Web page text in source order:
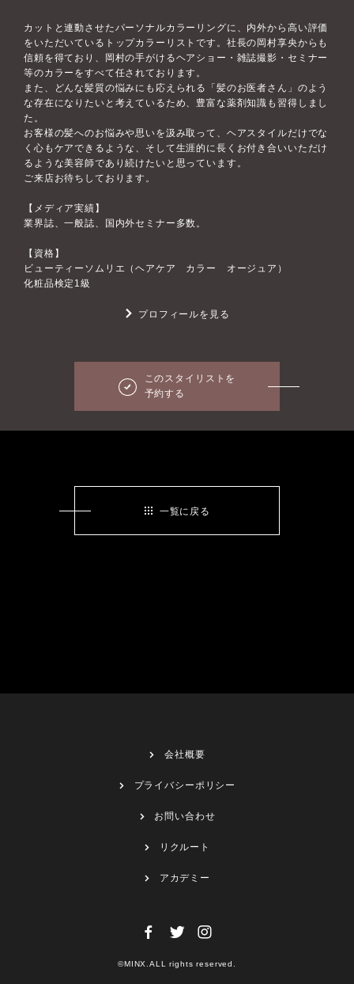
カットと連動させたパーソナルカラーリングに、内外から高い評価
をいただいているトップカラーリストです。社長の岡村享央からも
信頼を得ており、岡村の手がけるヘアショー・雑誌撮影・セミナー
等のカラーをすべて任されております。
また、どんな髪質の悩みにも応えられる「髪のお医者さん」のよう
な存在になりたいと考えているため、豊富な薬剤知識も習得しまし
た。
お客様の髪へのお悩みや思いを汲み取って、ヘアスタイルだけでな
く心もケアできるような、そして生涯的に長くお付き合いいただけ
るような美容師であり続けたいと思っています。
ご来店お待ちしております。
【メディア実績】
業界誌、一般誌、国内外セミナー多数。
【資格】
ビューティーソムリエ（ヘアケア カラー オージュア）
化粧品検定1級
プロフィールを見る
このスタイリストを
予約する
一覧に戻る
会社概要
プライバシーポリシー
お問い合わせ
リクルート
アカデミー
©MINX.ALL rights reserved.